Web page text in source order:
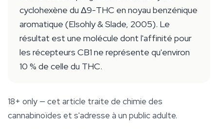
cyclohexène du Δ9-THC en noyau benzénique
aromatique (Elsohly & Slade, 2005). Le
résultat est une molécule dont l'affinité pour
les récepteurs CB1 ne représente qu'environ
10 % de celle du THC.
18+ only — cet article traite de chimie des
cannabinoïdes et s'adresse à un public adulte.